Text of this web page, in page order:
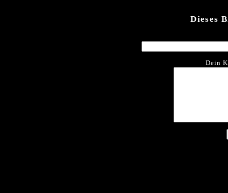
Dieses
Dein